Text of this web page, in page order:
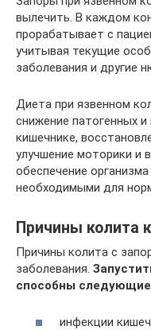
вылечить. В каждом
прорабатывает с
учитывая текущие
заболевания и другие
Диета при язвенном
снижение патогенных
кишечнике,
улучшение моторики и
обеспечение
необходимыми для
Причины колита
Причины колита с
заболевания.
способны
инфекции